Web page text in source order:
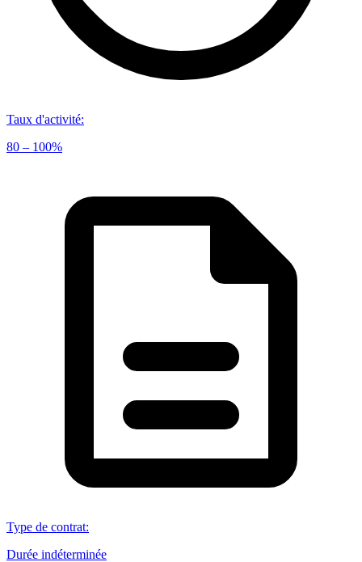
Taux d'activité:
80 – 100%
Type de contrat:
Durée indéterminée